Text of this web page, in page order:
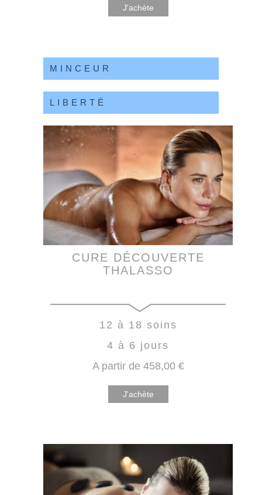
J'achète
MINCEUR
LIBERTÉ
CURE DÉCOUVERTE
THALASSO
12 à 18 soins
4 à 6 jours
A partir de 458,00 €
J'achète